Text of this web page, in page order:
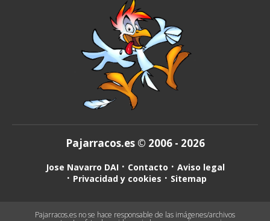
Pajarracos.es © 2006 - 2026
Jose Navarro DAI Contacto
Aviso legal
Privacidad y cookies
Sitemap
Pajarracos.es no se hace responsable de las imágenes/archivos